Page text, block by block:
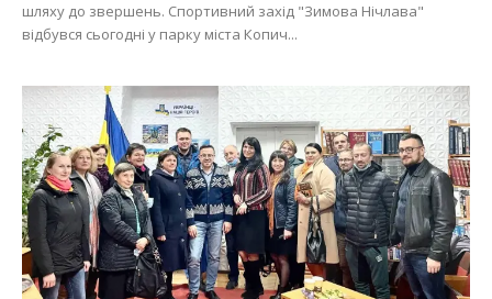
шляху до звершень. Спортивний захід "Зимова Нічлава"
відбувся сьогодні у парку міста Копич...